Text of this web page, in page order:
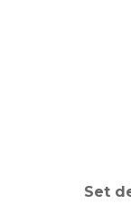
Set